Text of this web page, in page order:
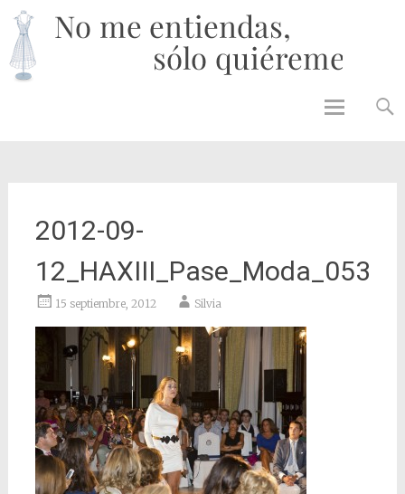
2012-09-
12_HAXIII_Pase_Moda_053
15 septiembre, 2012 Silvia